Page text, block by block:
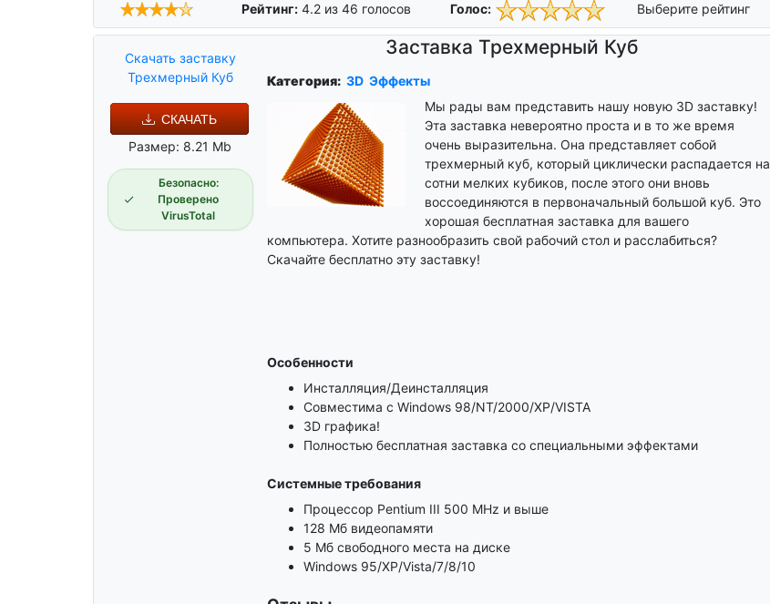
Рейтинг: 4.2 из 46 голосов Голос: Выберите рейтинг
Скачать заставку
Трехмерный Куб
СКАЧАТЬ
Размер: 8.21 Mb
Безопасно:
Проверено
VirusTotal
Заставка Трехмерный Куб
Категория: 3D Эффекты
Мы рады вам представить нашу новую 3D заставку!
Эта заставка невероятно проста и в то же время
очень выразительна. Она представляет собой
трехмерный куб, который циклически распадается на
сотни мелких кубиков, после этого они вновь
воссоединяются в первоначальный большой куб. Это
хорошая бесплатная заставка для вашего
компьютера. Хотите разнообразить свой рабочий стол и расслабиться?
Скачайте бесплатно эту заставку!
Особенности
Инсталляция/Деинсталляция
Совместима с Windows 98/NT/2000/XP/VISTA
3D графика!
Полностью бесплатная заставка со специальными эффектами
Системные требования
Процессор Pentium III 500 MHz и выше
128 Мб видеопамяти
5 Мб свободного места на диске
Windows 95/XP/Vista/7/8/10